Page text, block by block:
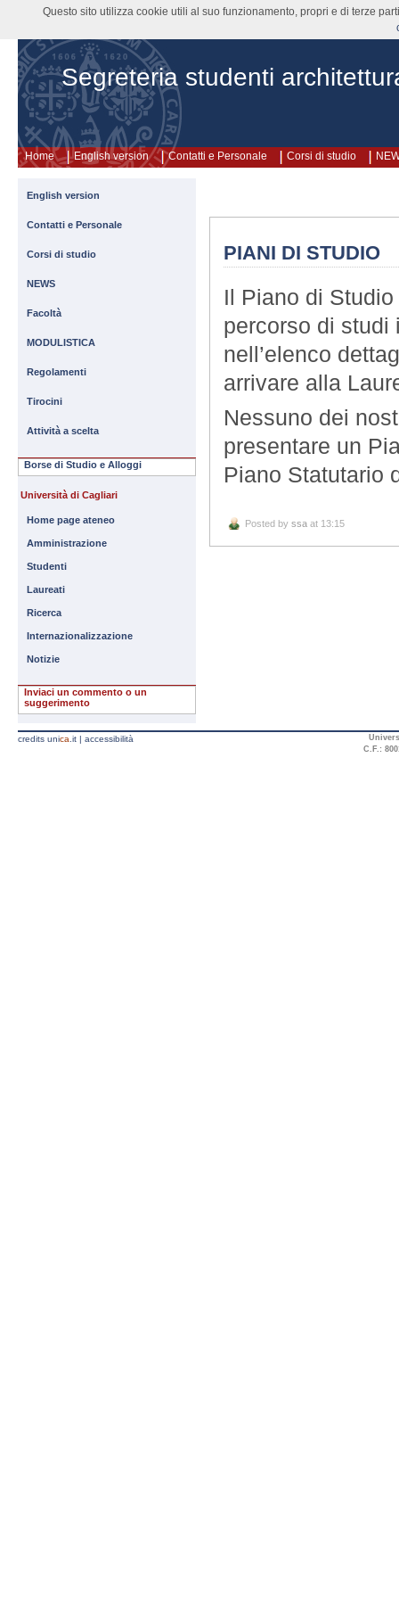
Segreteria studenti
Home English version Contatti e Personale Corsi di studio
PIANI DI STUDIO
Il Piano di
percorso di studi
nell’elenco
arrivare alla
Nessuno dei
presentare un
Piano Statutario
Posted by ssa at 13:15
English version
Contatti e Personale
Corsi di studio
NEWS
Facoltà
MODULISTICA
Regolamenti
Tirocini
Attività a scelta
Borse di Studio e Alloggi
Università di Cagliari
Home page ateneo
Amministrazione
Studenti
Laureati
Ricerca
Internazionalizzazione
Notizie
Inviaci un commento o un
suggerimento
credits unica .it | accessibilità
C.F.:
Questo sito utilizza cookie utili al suo funzionamento, propri e di terze